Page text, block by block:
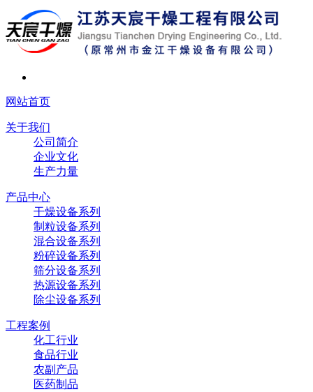
网站首页
关于我们
公司简介
企业文化
生产力量
产品中心
干燥设备系列
制粒设备系列
混合设备系列
粉碎设备系列
筛分设备系列
热源设备系列
除尘设备系列
工程案例
化工行业
食品行业
农副产品
医药制品